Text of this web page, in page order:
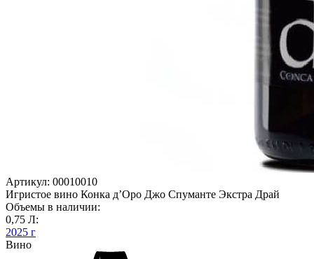
Артикул: 00010010
Игристое вино Конка д’Оро Джо Спуманте Экстра Драй
Объемы в наличии:
0,75 Л:
2025 г
Вино